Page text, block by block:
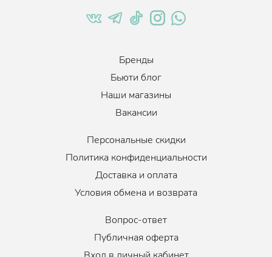
Бренды
Бьюти блог
Наши магазины
Вакансии
Персональные скидки
Политика конфиденциальности
Доставка и оплата
Условия обмена и возврата
Вопрос-ответ
Публичная оферта